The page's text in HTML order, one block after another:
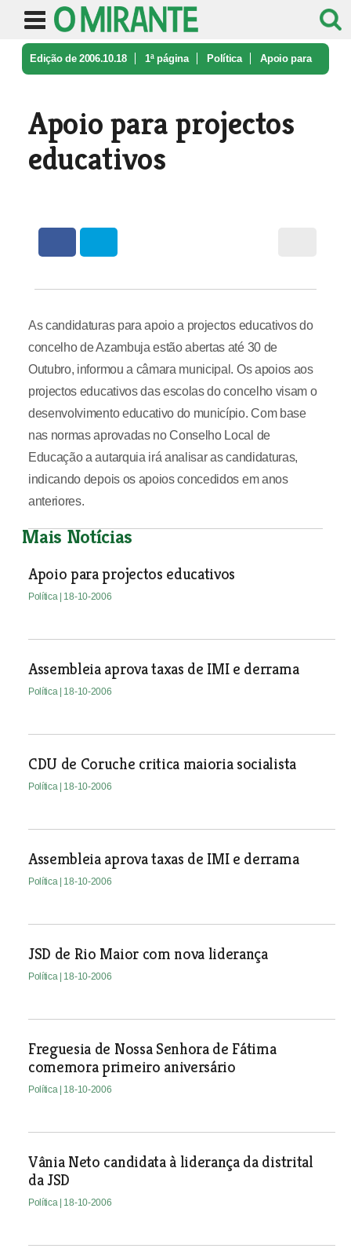
Edição de 2006.10.18 1ª página Política Apoio para
Apoio para projectos
educativos
As candidaturas para apoio a projectos educativos do
concelho de Azambuja estão abertas até 30 de
Outubro, informou a câmara municipal. Os apoios aos
projectos educativos das escolas do concelho visam o
desenvolvimento educativo do município. Com base
nas normas aprovadas no Conselho Local de
Educação a autarquia irá analisar as candidaturas,
indicando depois os apoios concedidos em anos
anteriores.
Mais Notícias
Apoio para projectos educativos
Política | 18-10-2006
Assembleia aprova taxas de IMI e derrama
Política | 18-10-2006
CDU de Coruche critica maioria socialista
Política | 18-10-2006
Assembleia aprova taxas de IMI e derrama
Política | 18-10-2006
JSD de Rio Maior com nova liderança
Política | 18-10-2006
Freguesia de Nossa Senhora de Fátima
comemora primeiro aniversário
Política | 18-10-2006
Vânia Neto candidata à liderança da distrital
da JSD
Política | 18-10-2006